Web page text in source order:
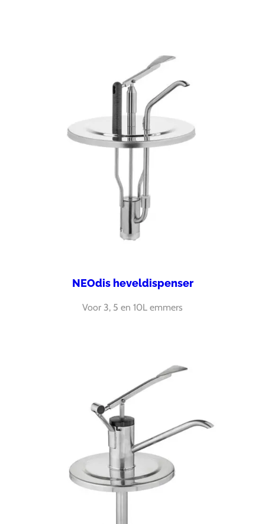
NEOdis heveldispenser
Voor 3, 5 en 10L emmers